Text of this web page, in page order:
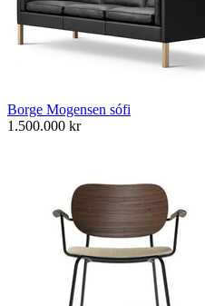
Borge Mogensen sófi
1.500.000 kr